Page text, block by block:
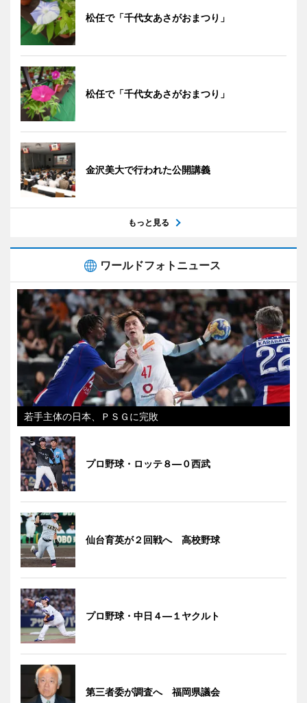
松任で「千代女あさがおまつり」
松任で「千代女あさがおまつり」
金沢美大で行われた公開講義
もっと見る
ワールドフォトニュース
若手主体の日本、ＰＳＧに完敗
プロ野球・ロッテ８―０西武
仙台育英が２回戦へ 高校野球
プロ野球・中日４―１ヤクルト
第三者委が調査へ 福岡県議会